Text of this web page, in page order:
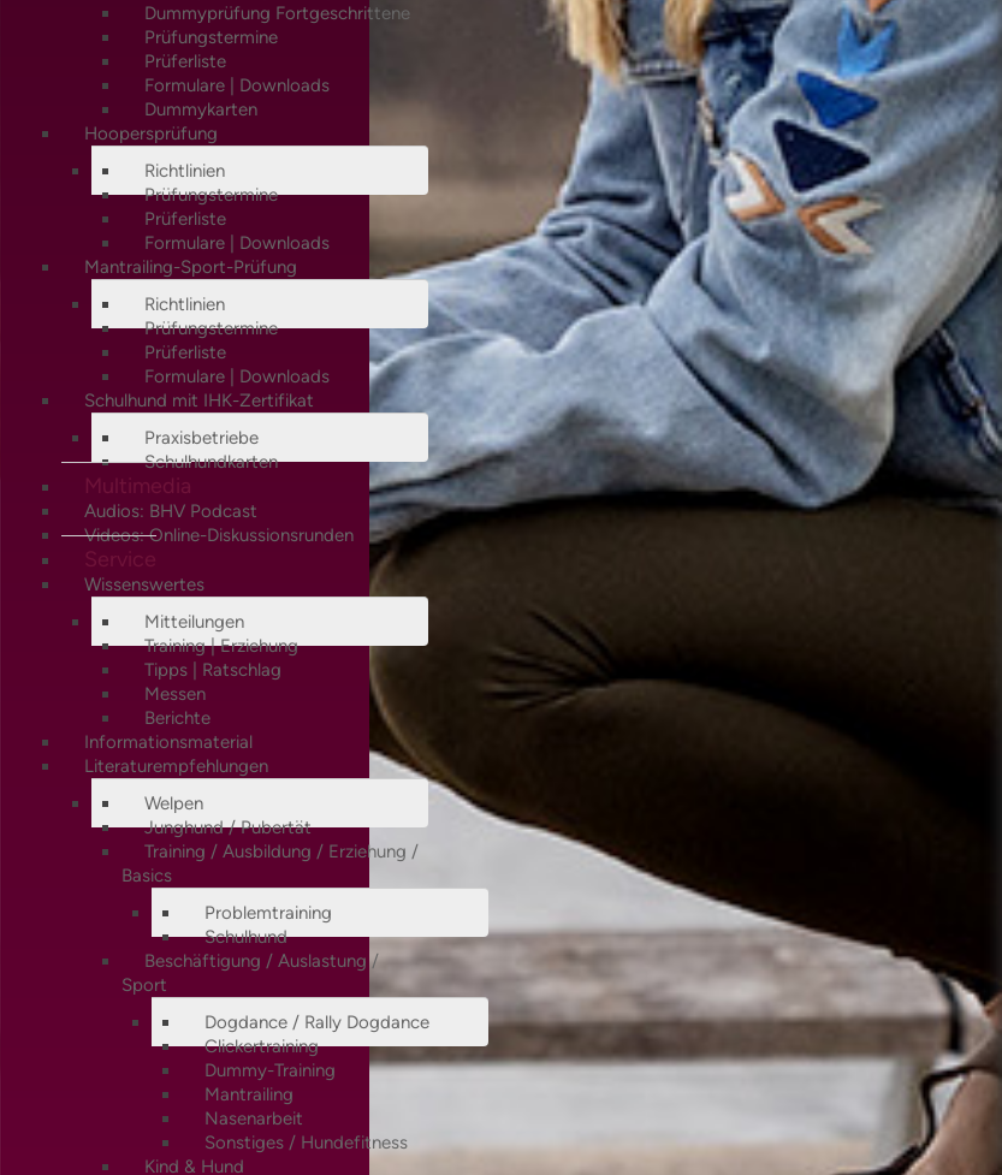
Dummyprüfung Fortgeschrittene
Prüfungstermine
Prüferliste
Formulare | Downloads
Dummykarten
Hoopersprüfung
Richtlinien
Prüfungstermine
Prüferliste
Formulare | Downloads
Mantrailing-Sport-Prüfung
Richtlinien
Prüfungstermine
Prüferliste
Formulare | Downloads
Schulhund mit IHK-Zertifikat
Praxisbetriebe
Schulhundkarten
Multimedia
Audios: BHV Podcast
Videos: Online-Diskussionsrunden
Service
Wissenswertes
Mitteilungen
Training | Erziehung
Tipps | Ratschlag
Messen
Berichte
Informationsmaterial
Literaturempfehlungen
Welpen
Junghund / Pubertät
Training / Ausbildung / Erziehung /
Basics
Problemtraining
Schulhund
Beschäftigung / Auslastung /
Sport
Dogdance / Rally Dogdance
Clickertraining
Dummy-Training
Mantrailing
Nasenarbeit
Sonstiges / Hundefitness
Kind & Hund